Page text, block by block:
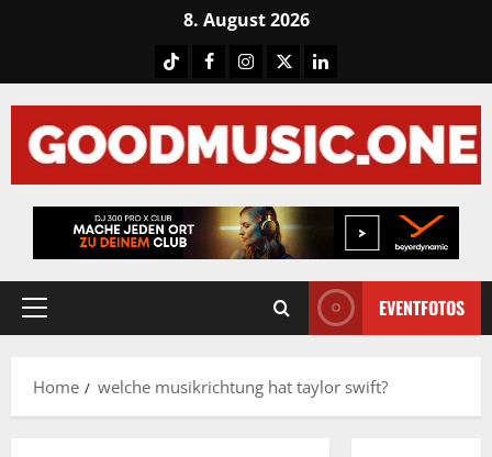
8. August 2026
TiktokFacebook
Instagram
X LinkedIN
Primary
EVENTFOTOS
Home welche musikrichtung hat taylor swift?